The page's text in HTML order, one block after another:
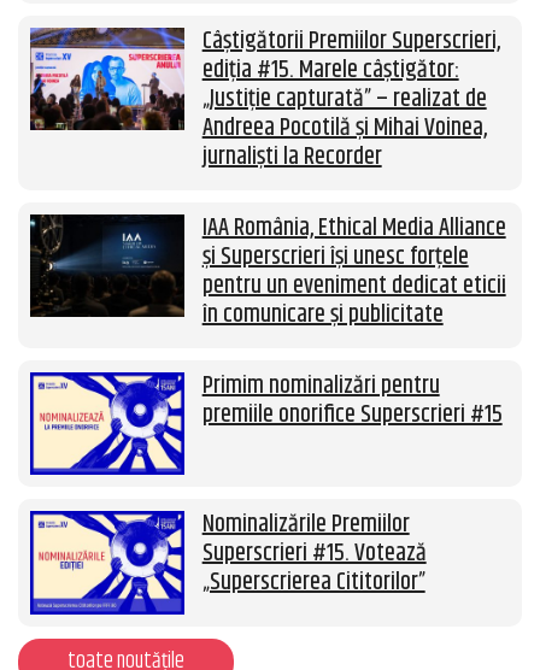
Câștigătorii Premiilor Superscrieri,
ediția #15. Marele câștigător:
„Justiție capturată” – realizat de
Andreea Pocotilă și Mihai Voinea,
jurnaliști la Recorder
IAA România, Ethical Media Alliance
și Superscrieri își unesc forțele
pentru un eveniment dedicat eticii
în comunicare și publicitate
Primim nominalizări pentru
premiile onorifice Superscrieri #15
Nominalizările Premiilor
Superscrieri #15. Votează
„Superscrierea Cititorilor”
toate noutățile